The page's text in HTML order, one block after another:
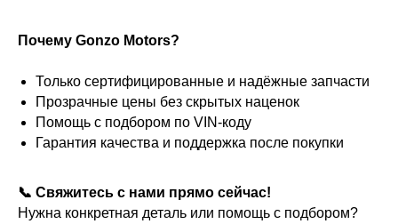
Почему Gonzo Motors?
Только сертифицированные и надёжные запчасти
Прозрачные цены без скрытых наценок
Помощь с подбором по VIN-коду
Гарантия качества и поддержка после покупки
📞 Свяжитесь с нами прямо сейчас!
Нужна конкретная деталь или помощь с подбором?